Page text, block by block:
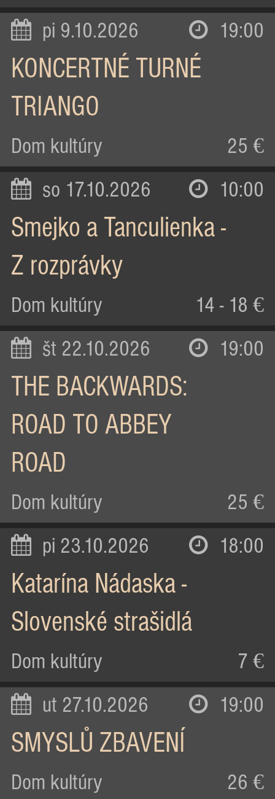
pi 9.10.2026 19:00
KONCERTNÉ TURNÉ
TRIANGO
Dom kultúry 25 €
so 17.10.2026 10:00
Smejko a Tanculienka -
Z rozprávky
Dom kultúry 14 - 18 €
št 22.10.2026 19:00
THE BACKWARDS:
ROAD TO ABBEY
ROAD
Dom kultúry 25 €
pi 23.10.2026 18:00
Katarína Nádaska -
Slovenské strašidlá
Dom kultúry 7 €
ut 27.10.2026 19:00
SMYSLŮ ZBAVENÍ
Dom kultúry 26 €